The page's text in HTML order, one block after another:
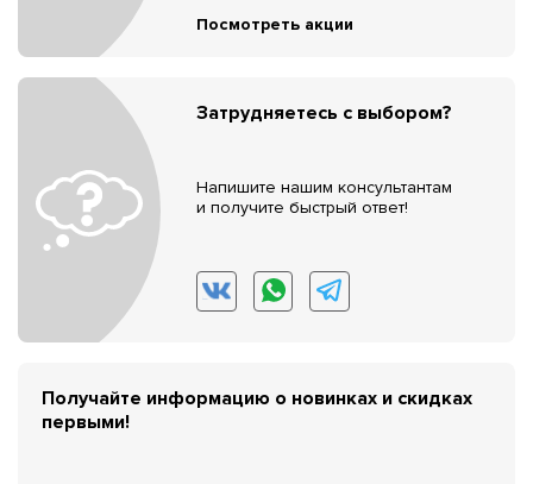
Посмотреть акции
Затрудняетесь с выбором?
Напишите нашим консультантам
и получите быстрый ответ!
Получайте информацию о новинках и скидках
первыми!